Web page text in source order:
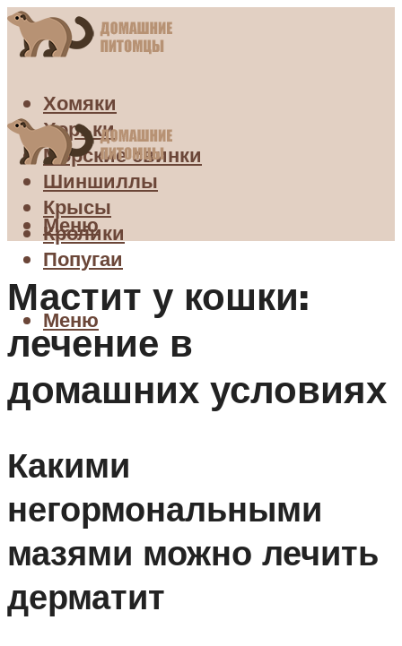
Хомяки
Хорьки
Морские свинки
Шиншиллы
Крысы
Кролики
Попугаи
Меню
Меню
Мастит у кошки:
лечение в
домашних условиях
Какими
негормональными
мазями можно лечить
дерматит